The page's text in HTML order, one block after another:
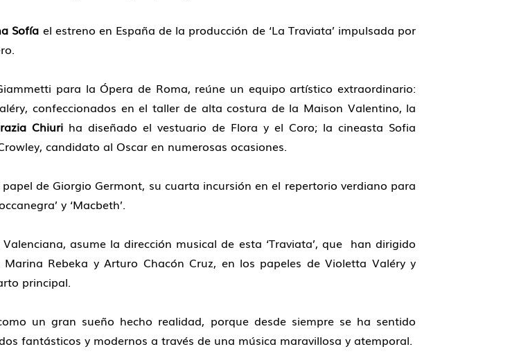
Sofía el estreno en España de la producción de ‘La Traviata’ impulsada por
para la Ópera de Roma, reúne un equipo artístico extraordinario:
confeccionados en el taller de alta costura de la Maison Valentino, la
Chiuri ha diseñado el vestuario de Flora y el Coro; la cineasta Sofia
candidato al Oscar en numerosas ocasiones.
de Giorgio Germont, su cuarta incursión en el repertorio verdiano para
y ‘Macbeth’.
asume la dirección musical de esta ‘Traviata’, que han dirigido
Marina Rebeka y Arturo Chacón Cruz, en los papeles de Violetta Valéry y
principal.
un gran sueño hecho realidad, porque desde siempre se ha sentido
fantásticos y modernos a través de una música maravillosa y atemporal.